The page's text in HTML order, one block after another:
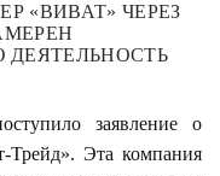
«ВИВАТ» ЧЕРЕЗ
ДЕЯТЕЛЬНОСТЬ
заявление о
Эта компания